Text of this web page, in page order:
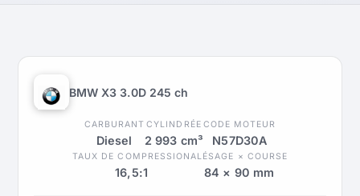
BMW X3 3.0D 245 ch
CARBURANT
Diesel
CYLINDRÉE
2 993 cm³
CODE MOTEUR
N57D30A
TAUX DE COMPRESSION
16,5:1
ALÉSAGE × COURSE
84 × 90 mm